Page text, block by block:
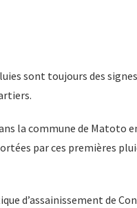
sont toujours des
la commune de Matoto
par ces premières
d’assainissement de